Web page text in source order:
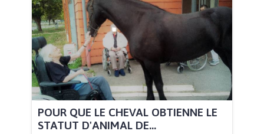
POUR QUE LE CHEVAL OBTIENNE LE
STATUT D'ANIMAL DE...